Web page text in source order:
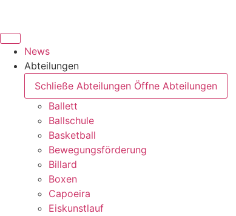
News
Abteilungen
Schließe Abteilungen Öffne Abteilungen
Ballett
Ballschule
Basketball
Bewegungsförderung
Billard
Boxen
Capoeira
Eiskunstlauf